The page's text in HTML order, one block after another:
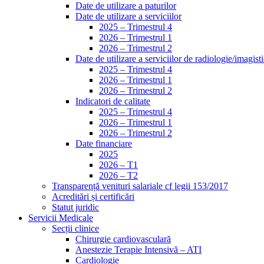
Date de utilizare a paturilor
Date de utilizare a serviciilor
2025 – Trimestrul 4
2026 – Trimestrul 1
2026 – Trimestrul 2
Date de utilizare a serviciilor de radiologie/
2025 – Trimestrul 4
2026 – Trimestrul 1
2026 – Trimestrul 2
Indicatori de calitate
2025 – Trimestrul 4
2026 – Trimestrul 1
2026 – Trimestrul 2
Date financiare
2025
2026 – T1
2026 – T2
Transparență venituri salariale cf legii 153/2017
Acreditări și certificări
Statut juridic
Servicii Medicale
Secții clinice
Chirurgie cardiovasculară
Anestezie Terapie Intensivă – ATI
Cardiologie